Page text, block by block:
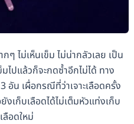
ๆ ไม่เห็นเข็ม ไม่น่ากลัวเลย เป็น
ไปแล้วก็จะกดซ้ำอีกไม่ได้ ทาง
อัน เผื่อกรณีที่ว่าเจาะเลือดครั้ง
งเก็บเลือดได้ไม่เต็มหัวแท่งเก็บ
ลือดใหม่